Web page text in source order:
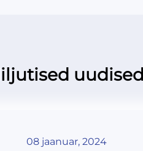
08 jaanuar, 2024